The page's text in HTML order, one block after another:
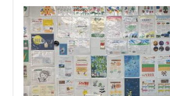
よくある質問